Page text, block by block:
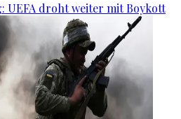
UEFA droht weiter mit Boykott